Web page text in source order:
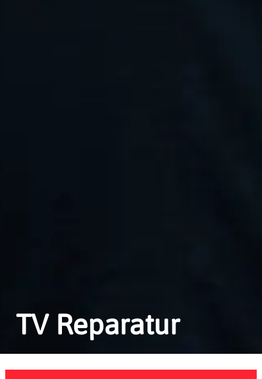
TV Reparatur